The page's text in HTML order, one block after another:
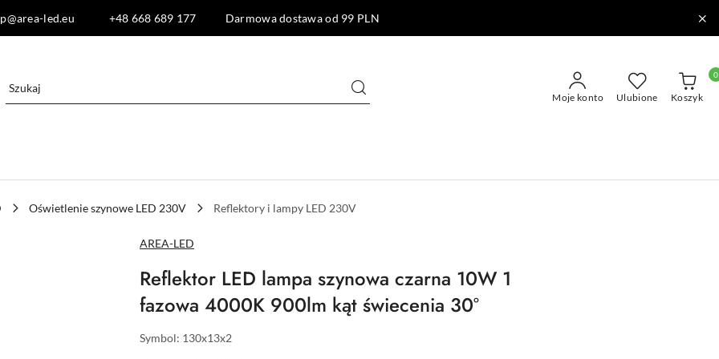
led.eu +48 668 689 177 Darmowa dostawa od 99 PLN
Moje konto Ulubione Koszyk
0
Oświetlenie szynowe LED 230V Reflektory i lampy LED 230V
NAZWA
PRODUCENTA:
AREA-LED
Reflektor LED lampa szynowa czarna 10W 1
fazowa 4000K 900lm kąt świecenia 30°
Symbol: 130x13x2